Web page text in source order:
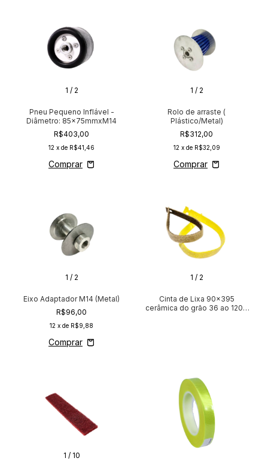
1 / 2
Pneu Pequeno Inflável -
Diâmetro: 85x75mmxM14
R$403,00
12 x de R$41,46
1 / 2
Rolo de arraste (
Plástico/Metal)
R$312,00
12 x de R$32,09
1 / 2
Eixo Adaptador M14 (Metal)
R$96,00
12 x de R$9,88
1 / 2
Cinta de Lixa 90x395
cerâmica do grão 36 ao 120 -
1 / 10